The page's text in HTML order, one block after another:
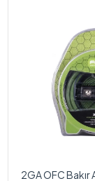
2GA OFC